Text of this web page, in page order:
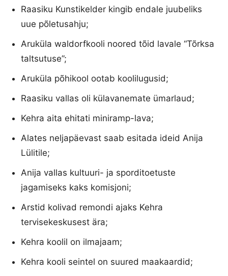
Raasiku Kunstikelder kingib endale juubeliks
uue põletusahju;
Aruküla waldorfkooli noored tõid lavale “Tõrksa
taltsutuse”;
Aruküla põhikool ootab koolilugusid;
Raasiku vallas oli külavanemate ümarlaud;
Kehra aita ehitati miniramp-lava;
Alates neljapäevast saab esitada ideid Anija
Lülitile;
Anija vallas kultuuri- ja sporditoetuste
jagamiseks kaks komisjoni;
Arstid kolivad remondi ajaks Kehra
tervisekeskusest ära;
Kehra koolil on ilmajaam;
Kehra kooli seintel on suured maakaardid;